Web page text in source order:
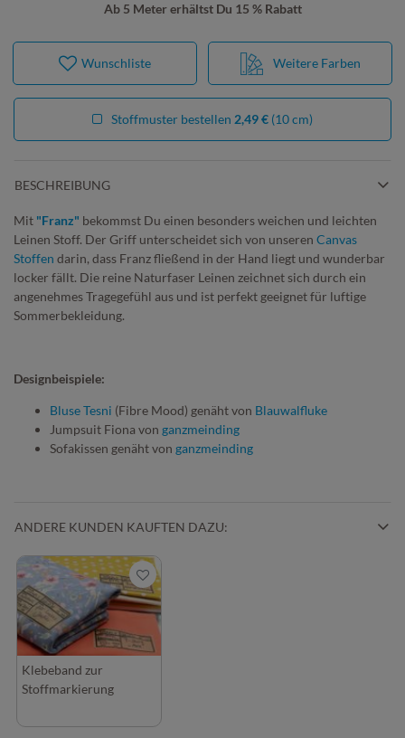
Ab 5 Meter erhältst Du 15 % Rabatt
Weitere Farben
Wunschliste
Stoffmuster bestellen 2,49 € (10 cm)
BESCHREIBUNG
Mit "Franz" bekommst Du einen besonders weichen und leichten
Leinen Stoff. Der Griff unterscheidet sich von unseren Canvas
Stoffen darin, dass Franz fließend in der Hand liegt und wunderbar
locker fällt. Die reine Naturfaser Leinen zeichnet sich durch ein
angenehmes Tragegefühl aus und ist perfekt geeignet für luftige
Sommerbekleidung.
Designbeispiele:
Bluse Tesni (Fibre Mood) genäht von Blauwalfluke
Jumpsuit Fiona von ganzmeinding
Sofakissen genäht von ganzmeinding
ANDERE KUNDEN KAUFTEN DAZU:
Klebeband zur
Stoffmarkierung